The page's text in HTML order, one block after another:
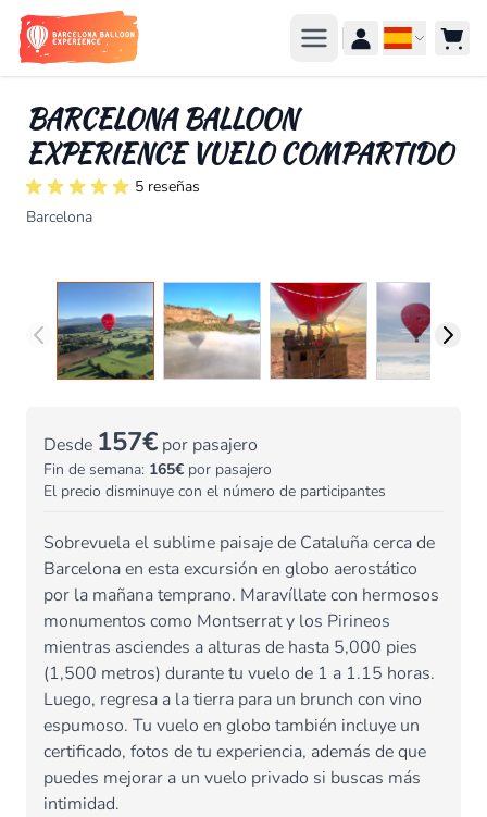
Ir al contenido
Idioma
BARCELONA BALLOON
EXPERIENCE VUELO COMPARTIDO
5 reseñas
Barcelona
Desde 157€ por pasajero
Fin de semana: 165€ por pasajero
El precio disminuye con el número de participantes
Sobrevuela el sublime paisaje de Cataluña cerca de
Barcelona en esta excursión en globo aerostático
por la mañana temprano. Maravíllate con hermosos
monumentos como Montserrat y los Pirineos
mientras asciendes a alturas de hasta 5,000 pies
(1,500 metros) durante tu vuelo de 1 a 1.15 horas.
Luego, regresa a la tierra para un brunch con vino
espumoso. Tu vuelo en globo también incluye un
certificado, fotos de tu experiencia, además de que
puedes mejorar a un vuelo privado si buscas más
intimidad.